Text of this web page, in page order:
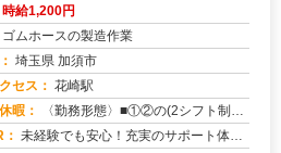
時給1,200円
ゴムホースの製造作業
埼玉県 加須市
セス： 花崎駅
暇：
〈勤務形態〉■①②の(2シフト制）交替制■①②③の３交替制〈休日〉土日祝★GW★夏季休暇★年末年始
未経験でも安心！充実のサポート体制で新しい一歩を踏み出せます！→ 専属担当スタッフが就業まで徹底サポート！不安や悩...